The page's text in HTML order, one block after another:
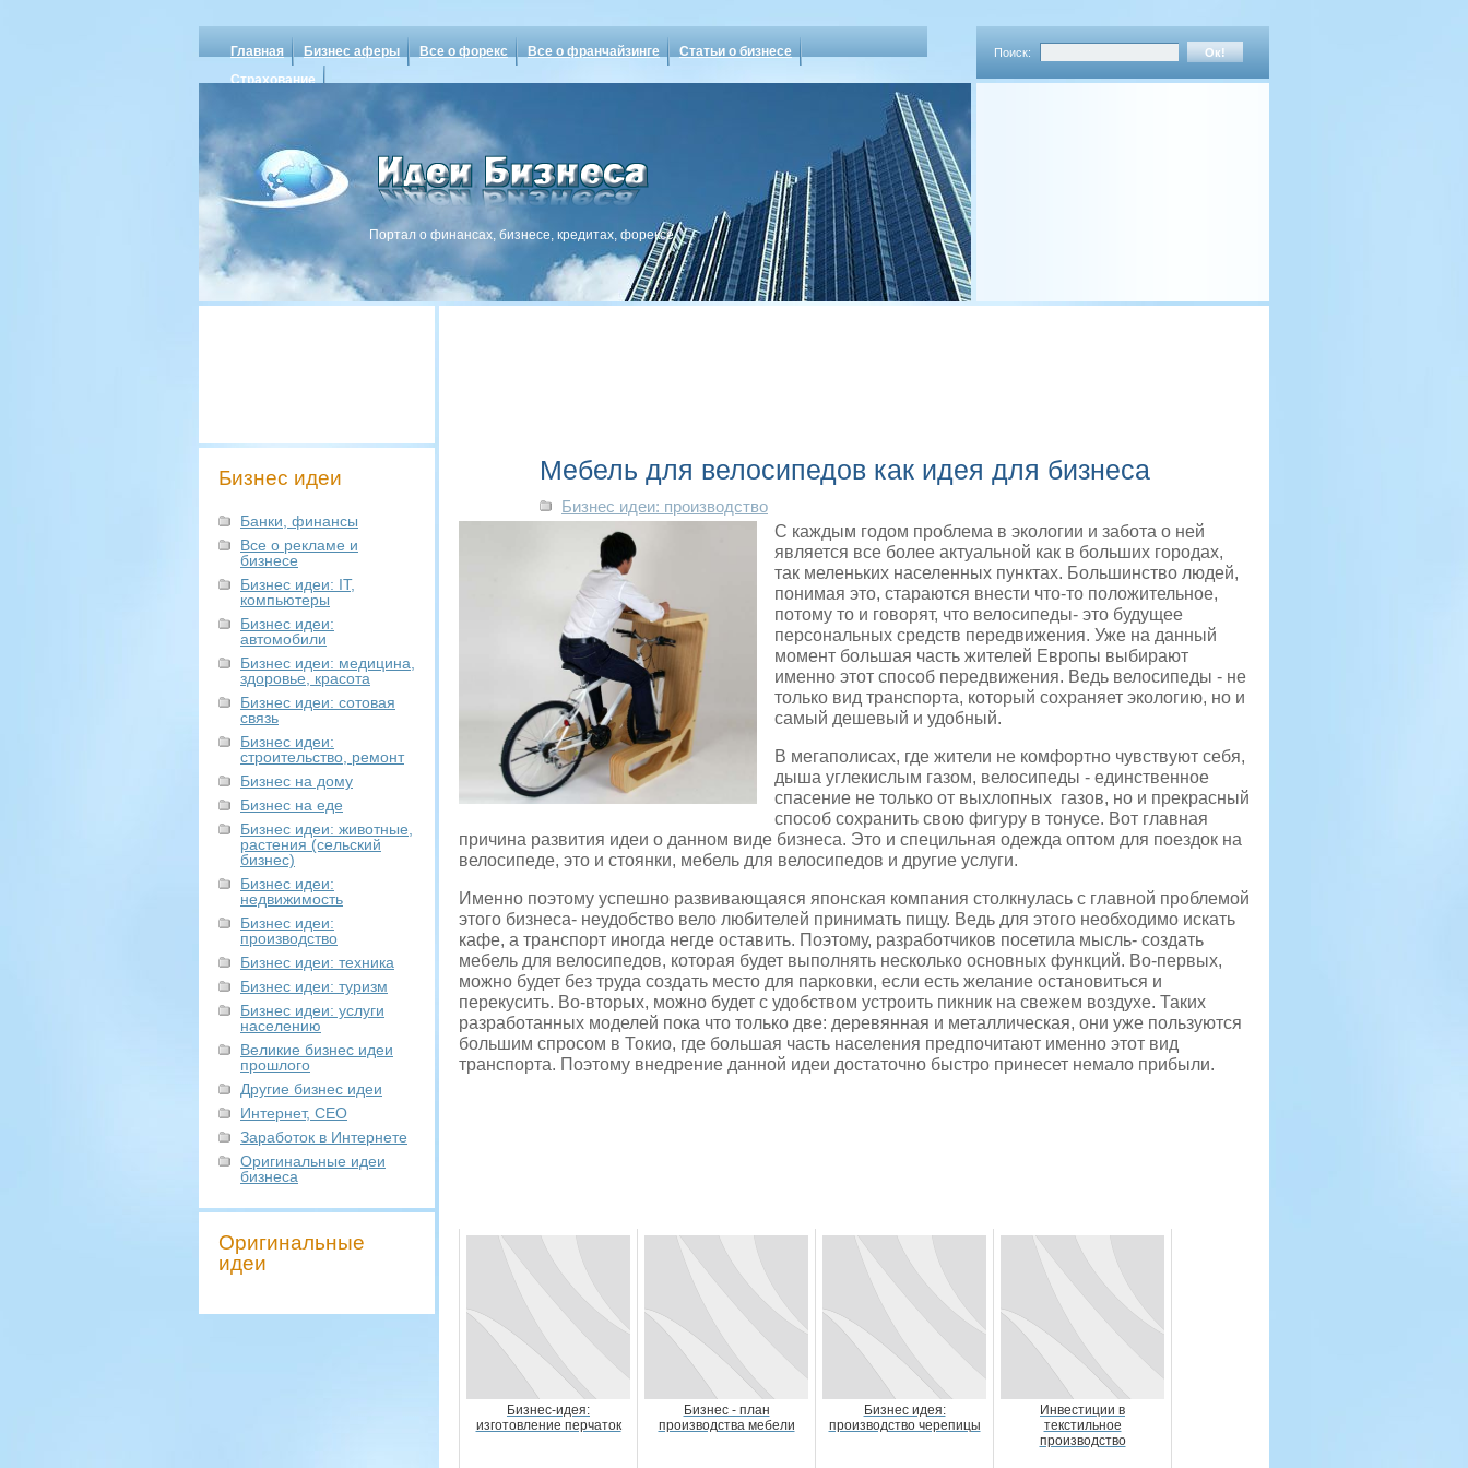
Главная Бизнес аферы Все о форекс Все о франчайзинге
Статьи о бизнесе
Страхование
Поиск:
Портал о финансах, бизнесе, кредитах, форексе
Бизнес идеи
Банки, финансы
Все о рекламе и
бизнесе
Бизнес идеи: IT,
компьютеры
Бизнес идеи:
автомобили
Бизнес идеи: медицина,
здоровье, красота
Бизнес идеи: сотовая
связь
Бизнес идеи:
строительство, ремонт
Бизнес на дому
Бизнес на еде
Бизнес идеи: животные,
растения (сельский
бизнес)
Бизнес идеи:
недвижимость
Бизнес идеи:
производство
Бизнес идеи: техника
Бизнес идеи: туризм
Бизнес идеи: услуги
населению
Великие бизнес идеи
прошлого
Другие бизнес идеи
Интернет, СЕО
Заработок в Интернете
Оригинальные идеи
бизнеса
Оригинальные
идеи
Мебель для велосипедов как идея для бизнеса
Бизнес идеи: производство
С каждым годом проблема в экологии и забота о ней
является все более актуальной как в больших городах,
так меленьких населенных пунктах. Большинство людей,
понимая это, стараются внести что-то положительное,
потому то и говорят, что велосипеды- это будущее
персональных средств передвижения. Уже на данный
момент большая часть жителей Европы выбирают
именно этот способ передвижения. Ведь велосипеды - не
только вид транспорта, который сохраняет экологию, но и
самый дешевый и удобный.
В мегаполисах, где жители не комфортно чувствуют себя,
дыша углекислым газом, велосипеды - единственное
спасение не только от выхлопных газов, но и прекрасный
способ сохранить свою фигуру в тонусе. Вот главная
причина развития идеи о данном виде бизнеса. Это и специльная одежда оптом для поездок на
велосипеде, это и стоянки, мебель для велосипедов и другие услуги.
Именно поэтому успешно развивающаяся японская компания столкнулась с главной проблемой
этого бизнеса- неудобство вело любителей принимать пищу. Ведь для этого необходимо искать
кафе, а транспорт иногда негде оставить. Поэтому, разработчиков посетила мысль- создать
мебель для велосипедов, которая будет выполнять несколько основных функций. Во-первых,
можно будет без труда создать место для парковки, если есть желание остановиться и
перекусить. Во-вторых, можно будет с удобством устроить пикник на свежем воздухе. Таких
разработанных моделей пока что только две: деревянная и металлическая, они уже пользуются
большим спросом в Токио, где большая часть населения предпочитают именно этот вид
транспорта. Поэтому внедрение данной идеи достаточно быстро принесет немало прибыли.
Бизнес-идея:
изготовление перчаток
Бизнес - план
производства мебели
Бизнес идея:
производство черепицы
Инвестиции в
текстильное
производство